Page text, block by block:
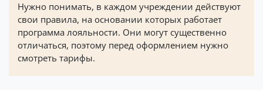
Нужно понимать, в каждом учреждении действуют
свои правила, на основании которых работает
программа лояльности. Они могут существенно
отличаться, поэтому перед оформлением нужно
смотреть тарифы.